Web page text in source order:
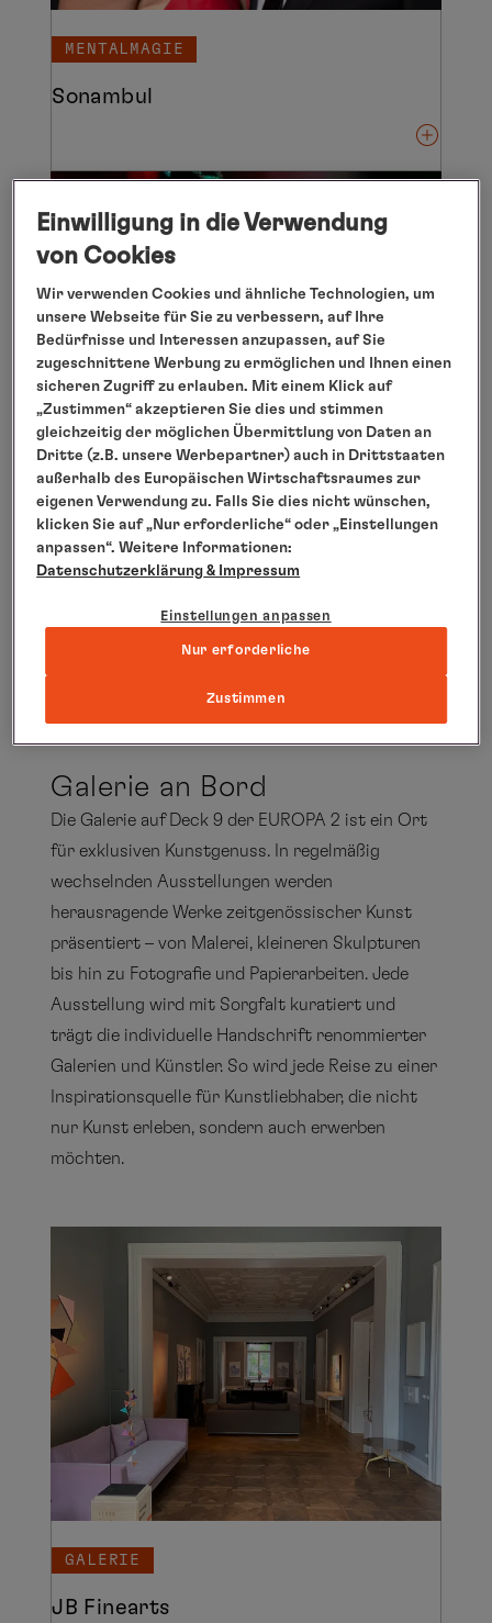
MENTALMAGIE
Sonambul
NEO SOUL/BRAZILIAN
Mila Santana
Alle anzeigen
Galerie an Bord
Die Galerie auf Deck 9 der EUROPA 2 ist ein Ort
für exklusiven Kunstgenuss. In regelmäßig
wechselnden Ausstellungen werden
herausragende Werke zeitgenössischer Kunst
präsentiert – von Malerei, kleineren Skulpturen
bis hin zu Fotografie und Papierarbeiten. Jede
Ausstellung wird mit Sorgfalt kuratiert und
trägt die individuelle Handschrift renommierter
Galerien und Künstler. So wird jede Reise zu einer
Inspirationsquelle für Kunstliebhaber, die nicht
nur Kunst erleben, sondern auch erwerben
möchten.
GALERIE
JB Finearts
Einwilligung in die Verwendung
von Cookies
Wir verwenden Cookies und ähnliche Technologien, um
unsere Webseite für Sie zu verbessern, auf Ihre
Bedürfnisse und Interessen anzupassen, auf Sie
zugeschnittene Werbung zu ermöglichen und Ihnen einen
sicheren Zugriff zu erlauben. Mit einem Klick auf
„Zustimmen“ akzeptieren Sie dies und stimmen
gleichzeitig der möglichen Übermittlung von Daten an
Dritte (z.B. unsere Werbepartner) auch in Drittstaaten
außerhalb des Europäischen Wirtschaftsraumes zur
eigenen Verwendung zu. Falls Sie dies nicht wünschen,
klicken Sie auf „Nur erforderliche“ oder „Einstellungen
anpassen“. Weitere Informationen:
Datenschutzerklärung & Impressum
Einstellungen anpassen
Nur erforderliche
Zustimmen